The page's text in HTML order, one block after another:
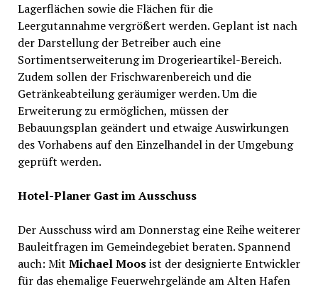
Lagerflächen sowie die Flächen für die
Leergutannahme vergrößert werden. Geplant ist nach
der Darstellung der Betreiber auch eine
Sortimentserweiterung im Drogerieartikel-Bereich.
Zudem sollen der Frischwarenbereich und die
Getränkeabteilung geräumiger werden. Um die
Erweiterung zu ermöglichen, müssen der
Bebauungsplan geändert und etwaige Auswirkungen
des Vorhabens auf den Einzelhandel in der Umgebung
geprüft werden.
Hotel-Planer Gast im Ausschuss
Der Ausschuss wird am Donnerstag eine Reihe weiterer
Bauleitfragen im Gemeindegebiet beraten. Spannend
auch: Mit Michael Moosist der designierte Entwickler
für das ehemalige Feuerwehrgelände am Alten Hafen